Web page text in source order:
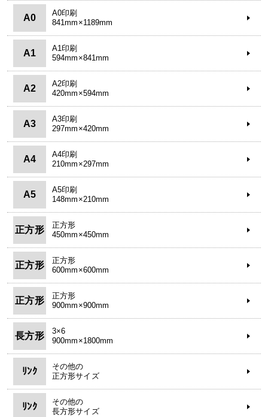
A0
A0印刷
841mm×1189mm
A1
A1印刷
594mm×841mm
A2
A2印刷
420mm×594mm
A3
A3印刷
297mm×420mm
A4
A4印刷
210mm×297mm
A5
A5印刷
148mm×210mm
正方形
正方形
450mm×450mm
正方形
正方形
600mm×600mm
正方形
正方形
900mm×900mm
長方形
3×6
900mm×1800mm
ﾘﾝｸ
その他の
正方形サイズ
ﾘﾝｸ
その他の
長方形サイズ